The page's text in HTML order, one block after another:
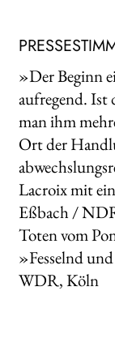
»Der Beginn
aufregend. Ist
man ihm
Ort der
Lacroix mit
Eßbach /
Toten vom
»Fesselnd
WDR, Köln